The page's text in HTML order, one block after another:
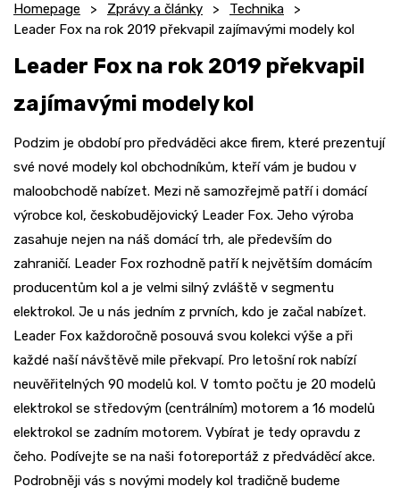
Homepage Zprávy a články
Technika
Leader Fox na rok 2019 překvapil zajímavými modely kol
Leader Fox na rok 2019 překvapil
zajímavými modely kol
Podzim je období pro předváděci akce firem, které prezentují
své nové modely kol obchodníkům, kteří vám je budou v
maloobchodě nabízet. Mezi ně samozřejmě patří i domácí
výrobce kol, českobudějovický Leader Fox. Jeho výroba
zasahuje nejen na náš domácí trh, ale především do
zahraničí. Leader Fox rozhodně patří k největším domácím
producentům kol a je velmi silný zvláště v segmentu
elektrokol. Je u nás jedním z prvních, kdo je začal nabízet.
Leader Fox každoročně posouvá svou kolekci výše a při
každé naší návštěvě mile překvapí. Pro letošní rok nabízí
neuvěřitelných 90 modelů kol. V tomto počtu je 20 modelů
elektrokol se středovým (centrálním) motorem a 16 modelů
elektrokol se zadním motorem. Vybírat je tedy opravdu z
čeho. Podívejte se na naši fotoreportáž z předváděcí akce.
Podrobněji vás s novými modely kol tradičně budeme